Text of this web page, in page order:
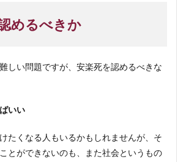
めるべきか
しい問題ですが、安楽死を認めるべきな
いい
たくなる人もいるかもしれませんが、そ
とができないのも、また社会というもの